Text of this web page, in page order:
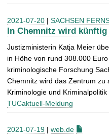
2021-07-20 | SACHSEN
In Chemnitz wird
Justizministerin Katja Meier
in Höhe von rund 308.000
kriminologische Forschung
Chemnitz wird das Zentrum zu
Kriminologie und Kriminalpolitik
TUCaktuell-Meldung
2021-07-19 | web.de